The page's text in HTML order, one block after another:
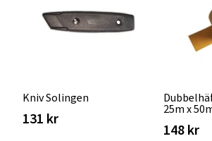
Kniv Solingen
131 kr
25m x
148 kr